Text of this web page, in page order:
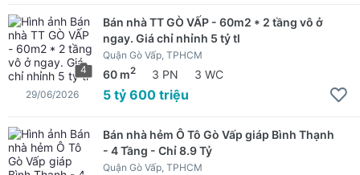
4
Bán nhà TT GÒ VẤP - 60m2 * 2 tầng vô ở
ngay. Giá chỉ nhỉnh 5 tỷ tl
Quận Gò Vấp, TPHCM
60 m2 3 PN 3 WC
5 tỷ 600 triệu
29/06/2026
Bán nhà hẻm Ô Tô Gò Vấp giáp Bình Thạnh
- 4 Tầng - Chỉ 8.9 Tỷ
Quận Gò Vấp, TPHCM